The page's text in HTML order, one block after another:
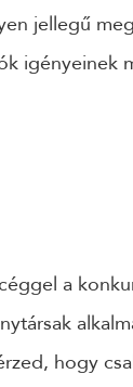
jellegű
igényeinek
a
hogy